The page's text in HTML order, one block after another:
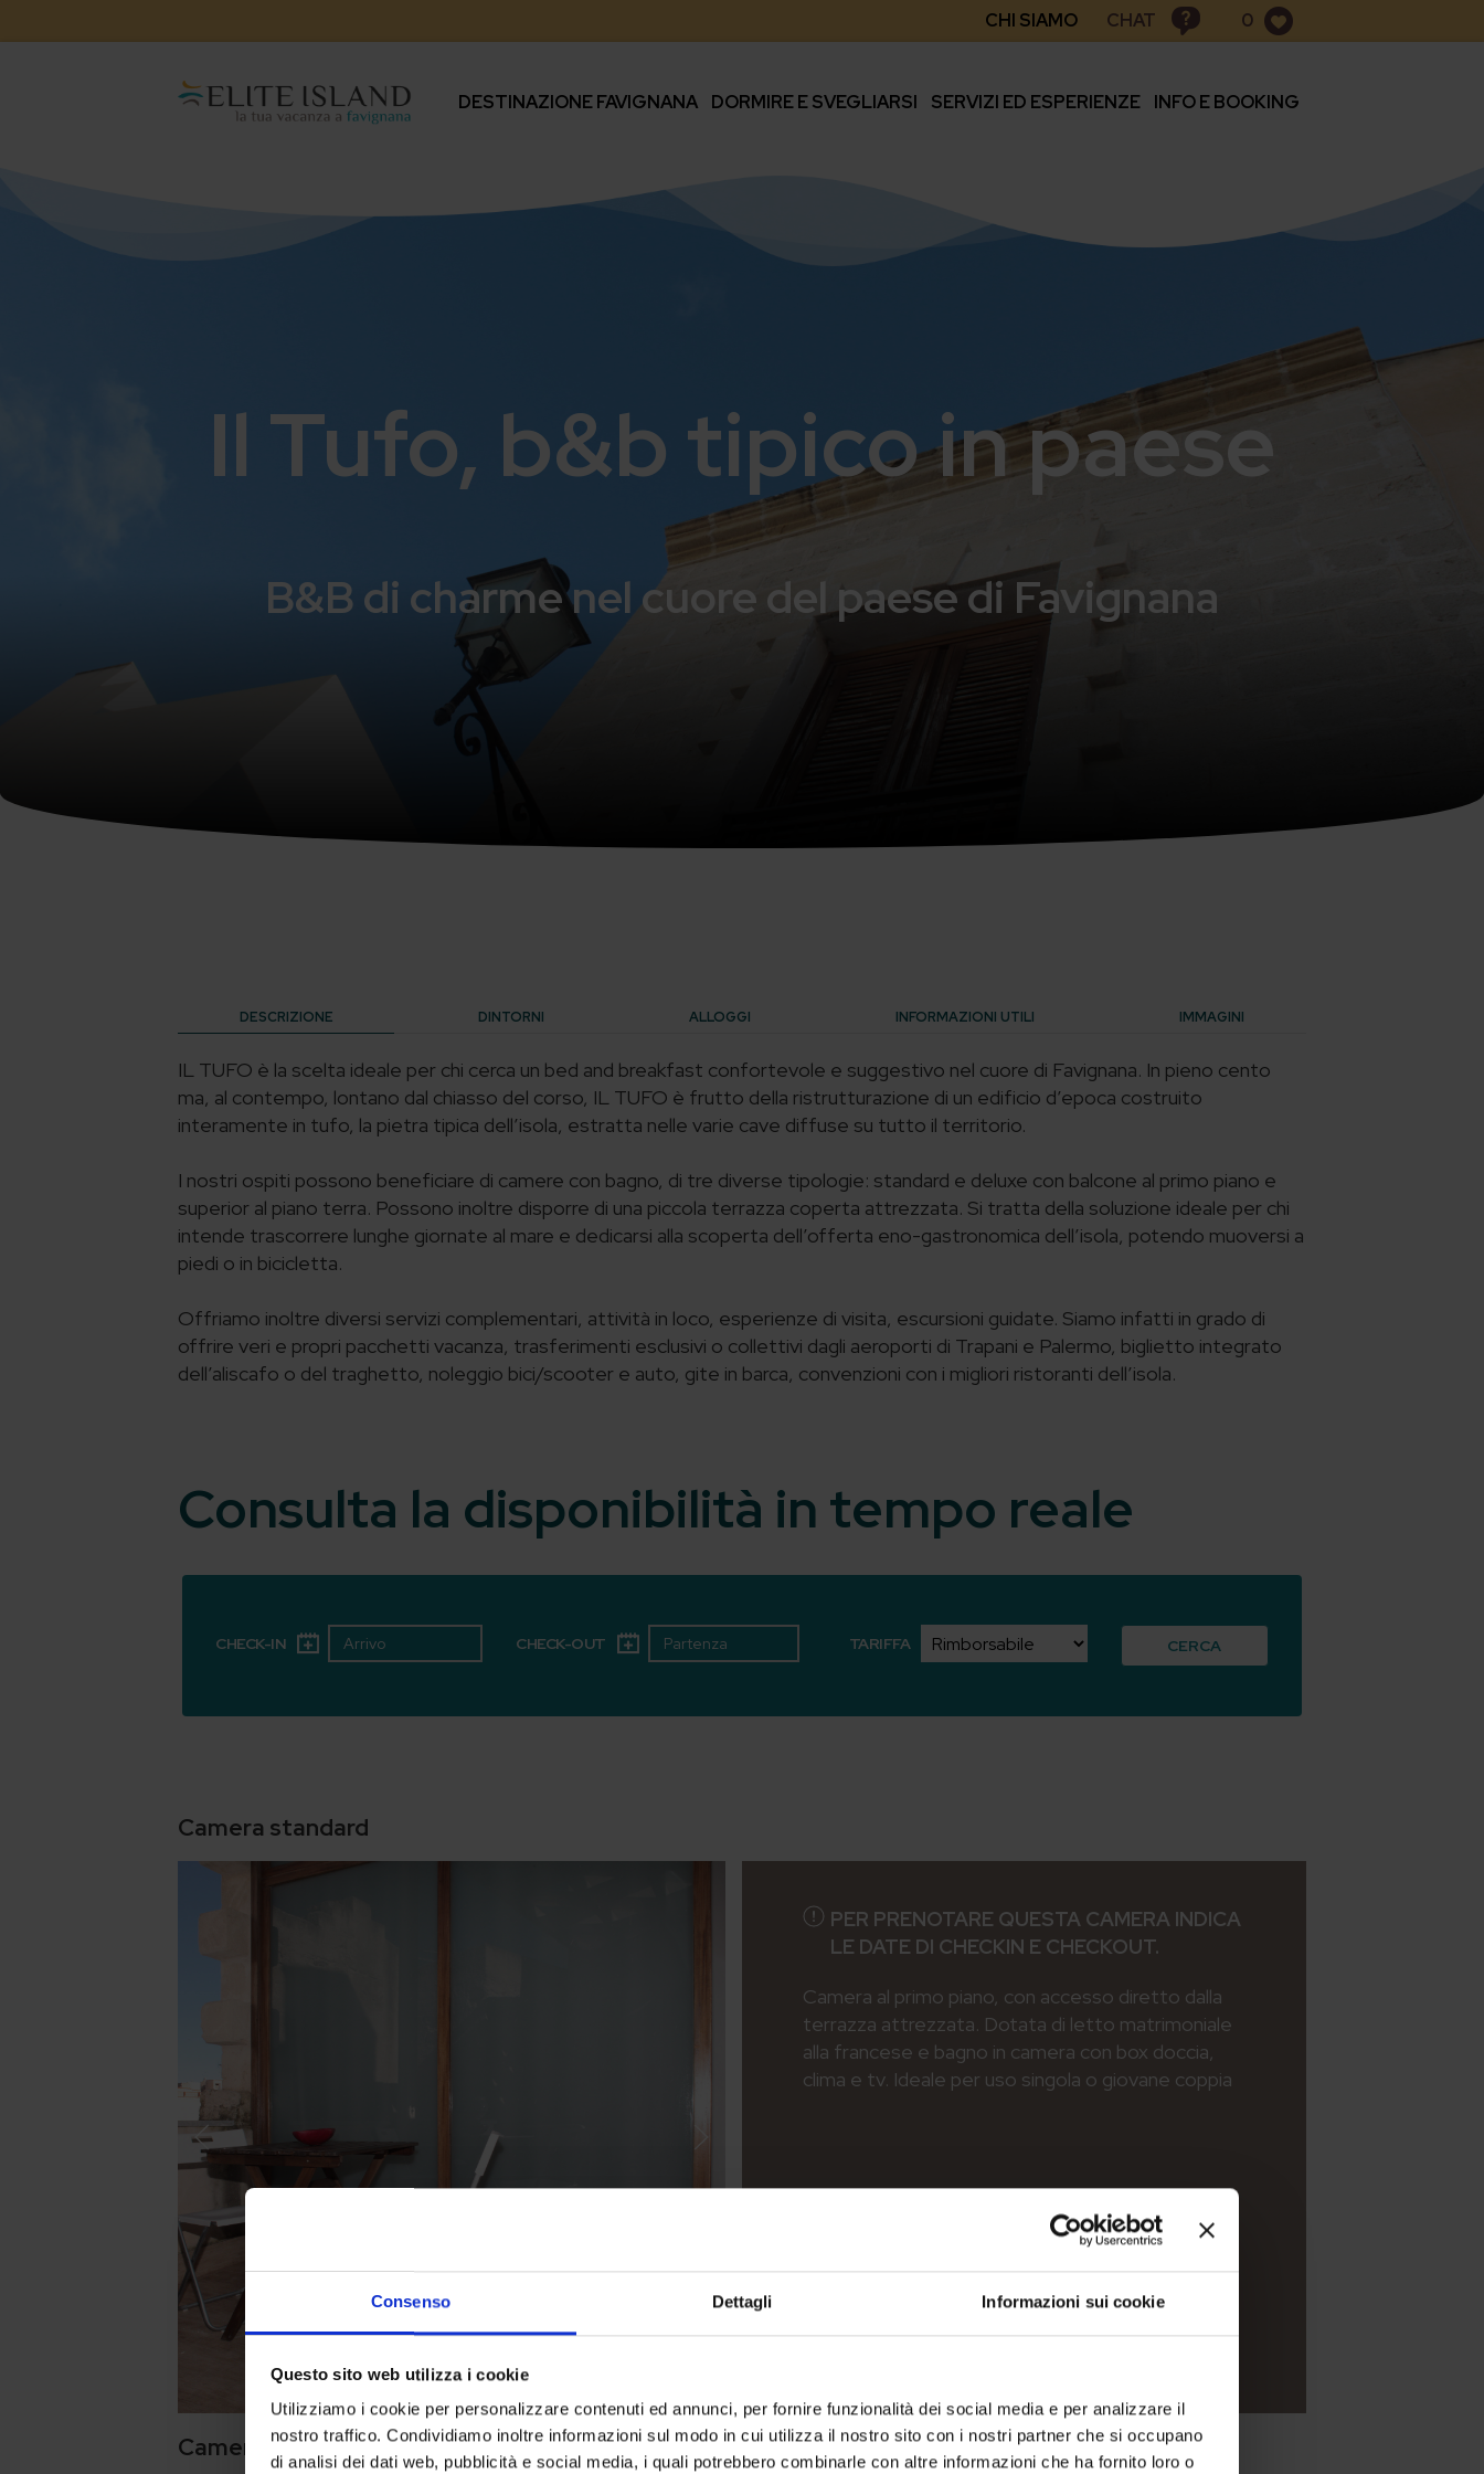
Consenso Dettagli Informazioni sui cookie
Questo sito web utilizza i cookie
Utilizziamo i cookie per personalizzare contenuti ed annunci, per fornire funzionalità dei social media e per analizzare il
nostro traffico. Condividiamo inoltre informazioni sul modo in cui utilizza il nostro sito con i nostri partner che si occupano
di analisi dei dati web, pubblicità e social media, i quali potrebbero combinarle con altre informazioni che ha fornito loro o
CHI SIAMO CHAT 0
DESTINAZIONE FAVIGNANA DORMIRE E SVEGLIARSI SERVIZI ED ESPERIENZE INFO E BOOKING
Il Tufo, b&b tipico in paese
B&B di charme nel cuore del paese di Favignana
DESCRIZIONE DINTORNI ALLOGGI INFORMAZIONI UTILI IMMAGINI
IL TUFO è la scelta ideale per chi cerca un bed and breakfast confortevole e suggestivo nel cuore di Favignana. In pieno cento
ma, al contempo, lontano dal chiasso del corso, IL TUFO è frutto della ristrutturazione di un edificio d’epoca costruito
interamente in tufo, la pietra tipica dell’isola, estratta nelle varie cave diffuse su tutto il territorio.
I nostri ospiti possono beneficiare di camere con bagno, di tre diverse tipologie: standard e deluxe con balcone al primo piano e
superior al piano terra. Possono inoltre disporre di una piccola terrazza coperta attrezzata. Si tratta della soluzione ideale per chi
intende trascorrere lunghe giornate al mare e dedicarsi alla scoperta dell’offerta eno-gastronomica dell’isola, potendo muoversi a
piedi o in bicicletta.
Offriamo inoltre diversi servizi complementari, attività in loco, esperienze di visita, escursioni guidate. Siamo infatti in grado di
offrire veri e propri pacchetti vacanza, trasferimenti esclusivi o collettivi dagli aeroporti di Trapani e Palermo, biglietto integrato
dell’aliscafo o del traghetto, noleggio bici/scooter e auto, gite in barca, convenzioni con i migliori ristoranti dell’isola.
Consulta la disponibilità in tempo reale
CHECK-IN CHECK-OUT TARIFFA CERCA
Camera standard
PER PRENOTARE QUESTA CAMERA INDICA
LE DATE DI CHECKIN E CHECKOUT.
Camera al primo piano, con accesso diretto dalla
terrazza attrezzata. Dotata di letto matrimoniale
alla francese e bagno in camera con box doccia,
clima e tv. Ideale per uso singola o giovane coppia
Camera superior